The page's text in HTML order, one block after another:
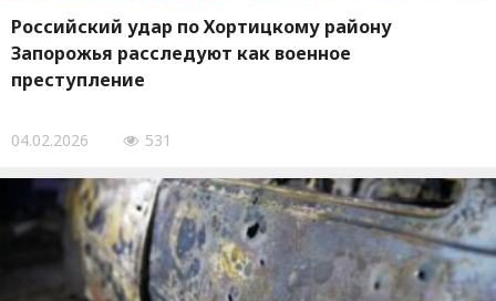
Российский удар по Хортицкому району
Запорожья расследуют как военное
преступление
04.02.2026 531